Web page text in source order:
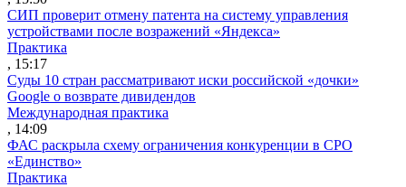
СИП проверит отмену патента на систему управления
устройствами после возражений «Яндекса»
Практика
, 15:17
Суды 10 стран рассматривают иски российской «дочки»
Google о возврате дивидендов
Международная практика
, 14:09
ФАС раскрыла схему ограничения конкуренции в СРО
«Единство»
Практика